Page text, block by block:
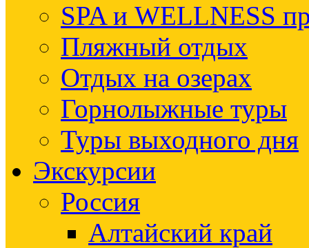
SPA и WELLNESS
Пляжный отдых
Отдых на озерах
Горнолыжные туры
Туры выходного дня
Экскурсии
Россия
Алтайский край